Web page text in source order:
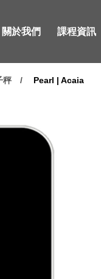
關於我們 課程資訊
秤 Pearl | Acaia